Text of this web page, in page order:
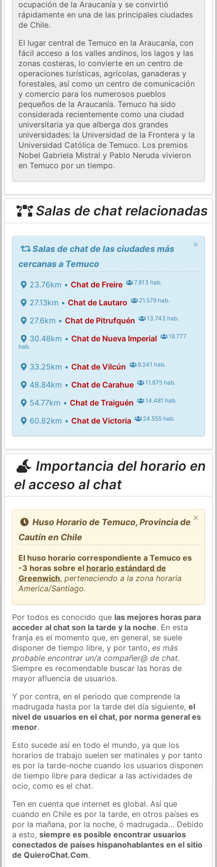
ocupación de la Araucanía y se convirtió
rápidamente en una de las principales ciudades
de Chile.
El lugar central de Temuco en la Araucanía, con
fácil acceso a los valles andinos, los lagos y las
zonas costeras, lo convierte en un centro de
operaciones turísticas, agrícolas, ganaderas y
forestales, así como un centro de comunicación
y comercio para los numerosos pueblos
pequeños de la Araucanía. Temuco ha sido
considerada recientemente como una ciudad
universitaria ya que alberga dos grandes
universidades: la Universidad de la Frontera y la
Universidad Católica de Temuco. Los premios
Nobel Gabriela Mistral y Pablo Neruda vivieron
en Temuco por un tiempo.
Salas de chat relacionadas
×
Salas de chat de las ciudades más
cercanas a Temuco
23.76km • Chat de Freire 7.813 hab.
27.13km • Chat de Lautaro 21.579 hab.
27.6km • Chat de Pitrufquén 13.743 hab.
30.48km • Chat de Nueva Imperial
18.777
hab.
33.25km • Chat de Vilcún 9.241 hab.
48.84km • Chat de Carahue 11.875 hab.
54.77km • Chat de Traiguén 14.481 hab.
60.82km • Chat de Victoria 24.555 hab.
Importancia del horario en
el acceso al chat
×
Huso Horario de Temuco, Provincia de
Cautín en Chile
El huso horario correspondiente a Temuco es
-3 horas sobre el horario estándard de
Greenwich,perteneciendo a la zona horaria
America/Santiago.
Por todos es conocido que las mejores horas para
acceder al chat son la tarde y la noche. En esta
franja es el momento que, en general, se suele
disponer de tiempo libre, y por tanto,es más
probable encontrar un/a compañer@ de chat.
Siempre es recomendable buscar las horas de
mayor afluencia de usuarios.
Y por contra, en el periodo que comprende la
madrugada hasta por la tarde del día siguiente,el
nivel de usuarios en el chat, por norma general es
menor.
Esto sucede así en todo el mundo, ya que los
horarios de trabajo suelen ser matinales y por tanto
es por la tarde-noche cuando los usuarios disponen
de tiempo libre para dedicar a las actividades de
ocio, como es el chat.
Ten en cuenta que internet es global. Así que
cuando en Chile es por la tarde, en otros países es
por la mañana, por la noche, ó madrugada… Debido
a esto,siempre es posible encontrar usuarios
conectados de países hispanohablantes en el sitio
de QuieroChat.Com.